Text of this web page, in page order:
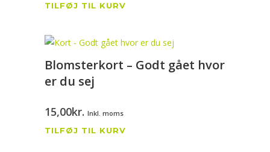
TILFØJ TIL KURV
Blomsterkort – Godt gået hvor
er du sej
15,00kr. Inkl. moms
TILFØJ TIL KURV